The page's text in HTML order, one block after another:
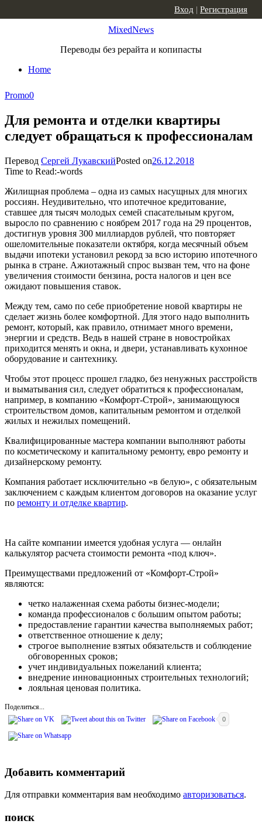
MixedNews
Переводы без рерайта и копипасты
Home
Вход | Регистрация
Promo0
Для ремонта и отделки квартиры
следует обращаться к профессионалам
Перевод Сергей ЛукавскийPosted on26.12.2018
Time to Read:-words
Жилищная проблема – одна из самых насущных для многих
россиян. Неудивительно, что ипотечное кредитование,
ставшее для тысяч молодых семей спасательным кругом,
выросло по сравнению с ноябрем 2017 года на 29 процентов,
достигнув уровня 300 миллиардов рублей, что повторяет
ошеломительные показатели октября, когда месячный объем
выдачи ипотеки установил рекорд за всю историю ипотечного
рынка в стране. Ажиотажный спрос вызван тем, что на фоне
увеличения стоимости бензина, роста налогов и цен все
ожидают повышения ставок.
Между тем, само по себе приобретение новой квартиры не
сделает жизнь более комфортной. Для этого надо выполнить
ремонт, который, как правило, отнимает много времени,
энергии и средств. Ведь в нашей стране в новостройках
приходится менять и окна, и двери, устанавливать кухонное
оборудование и сантехнику.
Чтобы этот процесс прошел гладко, без ненужных расстройств
и выматывания сил, следует обратиться к профессионалам,
например, в компанию «Комфорт-Строй», занимающуюся
строительством домов, капитальным ремонтом и отделкой
жилых и нежилых помещений.
Квалифицированные мастера компании выполняют работы
по косметическому и капитальному ремонту, евро ремонту и
дизайнерскому ремонту.
Компания работает исключительно «в белую», с обязательным
заключением с каждым клиентом договоров на оказание услуг
по ремонту и отделке квартир.
На сайте компании имеется удобная услуга — онлайн
калькулятор расчета стоимости ремонта «под ключ».
Преимуществами предложений от «Комфорт-Строй»
являются:
четко налаженная схема работы бизнес-модели;
команда профессионалов с большим опытом работы;
предоставление гарантии качества выполняемых работ;
ответственное отношение к делу;
строгое выполнение взятых обязательств и соблюдение
обговоренных сроков;
учет индивидуальных пожеланий клиента;
внедрение инновационных строительных технологий;
лояльная ценовая политика.
Поделиться...
0
Добавить комментарий
Для отправки комментария вам необходимо авторизоваться.
поиск